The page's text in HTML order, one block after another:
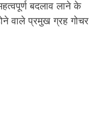
बदलाव लाने के
वाले प्रमुख ग्रह गोचर